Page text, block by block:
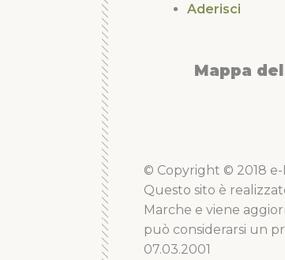
Aderisci
Mappa
© Copyright © 2018 e-
Questo sito è
Marche e viene
può considerarsi un
07.03.2001